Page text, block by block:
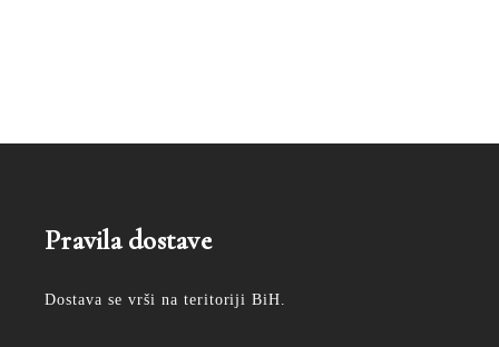
Pravila dostave
Dostava se vrši na teritoriji BiH.